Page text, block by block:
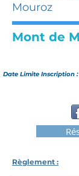
Mouroz
Mont de
Date Limite Inscription :
Règlement :